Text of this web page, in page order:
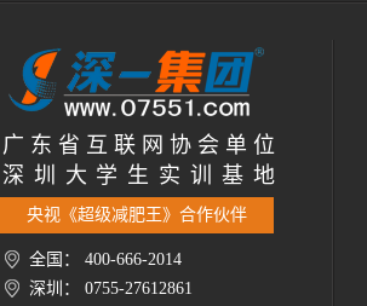
广 东 省 互 联 网 协 会 单 位
深 圳 大 学 生 实 训 基 地
央视《超级减肥王》合作伙伴
全国： 400-666-2014
深圳： 0755-27612861